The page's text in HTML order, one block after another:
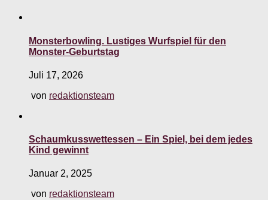
Monsterbowling. Lustiges Wurfspiel für den
Monster-Geburtstag
Juli 17, 2026
von redaktionsteam
Schaumkusswettessen – Ein Spiel, bei dem jedes
Kind gewinnt
Januar 2, 2025
von redaktionsteam